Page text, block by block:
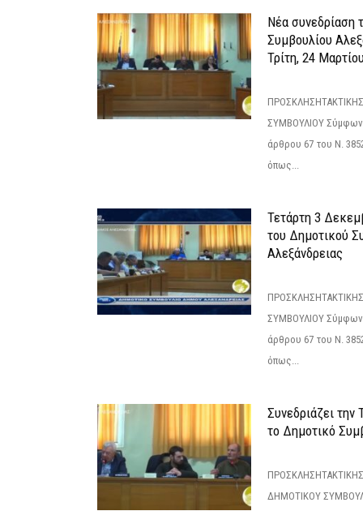
Νέα συνεδρίαση
Συμβουλίου
Τρίτη, 24
ΣΥΜΒΟΥΛΙΟΥ
άρθρου 67 του Ν.
όπως...
Τετάρτη 3
του Δημοτικού
Αλεξάνδρειας
ΣΥΜΒΟΥΛΙΟΥ
άρθρου 67 του Ν.
όπως...
Συνεδριάζει
το Δημοτικό
ΔΗΜΟΤΙΚΟΥ